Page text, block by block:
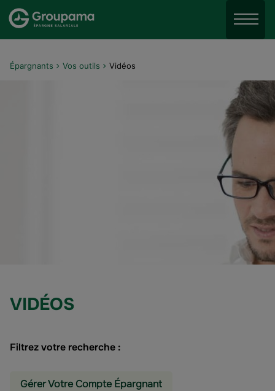
Aller au menu
Aller au contenu
Menu
Épargnants Vos outils Vidéos
VIDÉOS
Filtrez votre recherche :
Gérer Votre Compte Épargnant